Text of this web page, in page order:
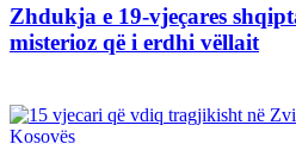
Zhdukja e 19-vjeçares
misterioz që i erdhi vëllait